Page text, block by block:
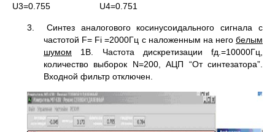
U3=0.755 U4=0.751
3. Синтез аналогового косинусоидального сигнала с
частотой F= Fi =2000Гц с наложенным на него белым
шумом 1В. Частота дискретизации fд.=10000Гц,
количество выборок N=200, АЦП “От синтезатора”.
Входной фильтр отключен.